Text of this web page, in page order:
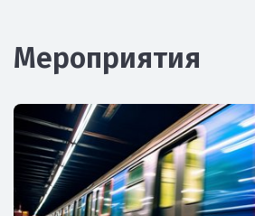
Мероприятия